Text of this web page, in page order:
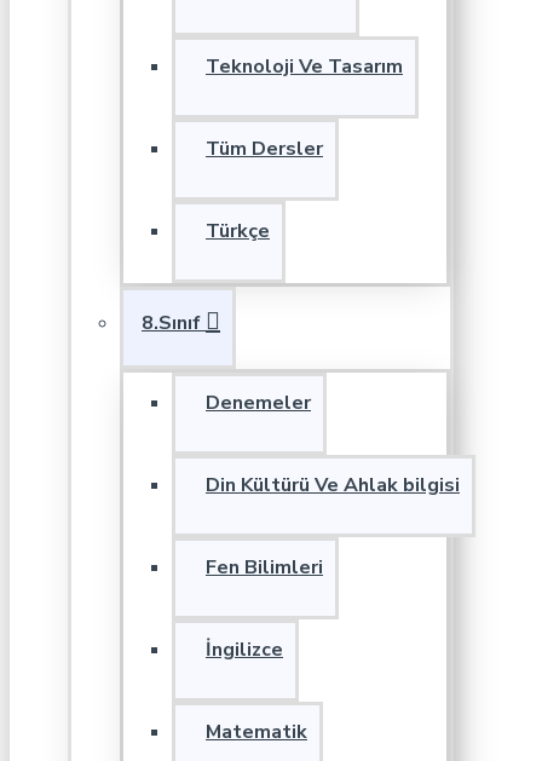
Teknoloji Ve Tasarım
Tüm Dersler
Türkçe
8.Sınıf
Denemeler
Din Kültürü Ve Ahlak bilgisi
Fen Bilimleri
İngilizce
Matematik